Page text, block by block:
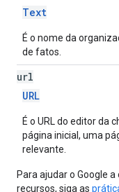
Text
É o nome da
de fatos.
url
URL
É o URL do editor da
página inicial, uma
relevante.
Para ajudar o Google
recursos, siga as